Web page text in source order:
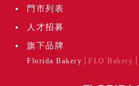
門市列表
人才招募
旗下品牌
Florida Bakery FLO Bakery